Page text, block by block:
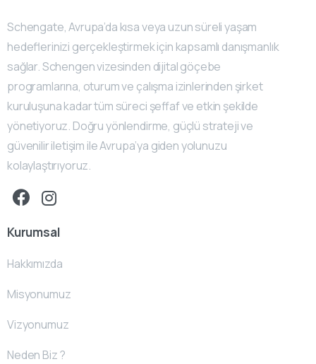
Schengate, Avrupa’da kısa veya uzun süreli yaşam
hedeflerinizi gerçekleştirmek için kapsamlı danışmanlık
sağlar. Schengen vizesinden dijital göçebe
programlarına, oturum ve çalışma izinlerinden şirket
kuruluşuna kadar tüm süreci şeffaf ve etkin şekilde
yönetiyoruz. Doğru yönlendirme, güçlü strateji ve
güvenilir iletişim ile Avrupa’ya giden yolunuzu
kolaylaştırıyoruz.
Kurumsal
Hakkımızda
Misyonumuz
Vizyonumuz
Neden Biz ?